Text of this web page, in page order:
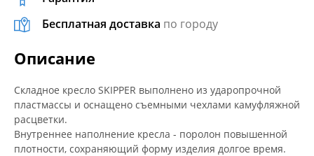
Бесплатная доставка по городу
Описание
Складное кресло SKIPPER выполнено из ударопрочной
пластмассы и оснащено съемными чехлами камуфляжной
расцветки.
Внутреннее наполнение кресла - поролон повышенной
плотности, сохраняющий форму изделия долгое время.